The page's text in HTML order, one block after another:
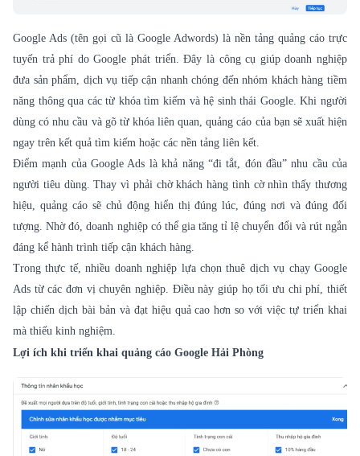
Google Ads (tên gọi cũ là Google Adwords) là nền tảng quảng cáo trực
tuyến trả phí do Google phát triển. Đây là công cụ giúp doanh nghiệp
đưa sản phẩm, dịch vụ tiếp cận nhanh chóng đến nhóm khách hàng tiềm
năng thông qua các từ khóa tìm kiếm và hệ sinh thái Google. Khi người
dùng có nhu cầu và gõ từ khóa liên quan, quảng cáo của bạn sẽ xuất hiện
ngay trên kết quả tìm kiếm hoặc các nền tảng liên kết.
Điểm mạnh của Google Ads là khả năng “đi tắt, đón đầu” nhu cầu của
người tiêu dùng. Thay vì phải chờ khách hàng tình cờ nhìn thấy thương
hiệu, quảng cáo sẽ chủ động hiển thị đúng lúc, đúng nơi và đúng đối
tượng. Nhờ đó, doanh nghiệp có thể gia tăng tỉ lệ chuyển đổi và rút ngắn
đáng kể hành trình tiếp cận khách hàng.
Trong thực tế, nhiều doanh nghiệp lựa chọn thuê dịch vụ chạy Google
Ads từ các đơn vị chuyên nghiệp. Điều này giúp họ tối ưu chi phí, thiết
lập chiến dịch bài bản và đạt hiệu quả cao hơn so với việc tự triển khai
mà thiếu kinh nghiệm.
Lợi ích khi triển khai quảng cáo Google Hải Phòng